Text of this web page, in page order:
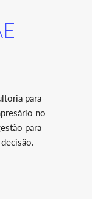
para
no
para